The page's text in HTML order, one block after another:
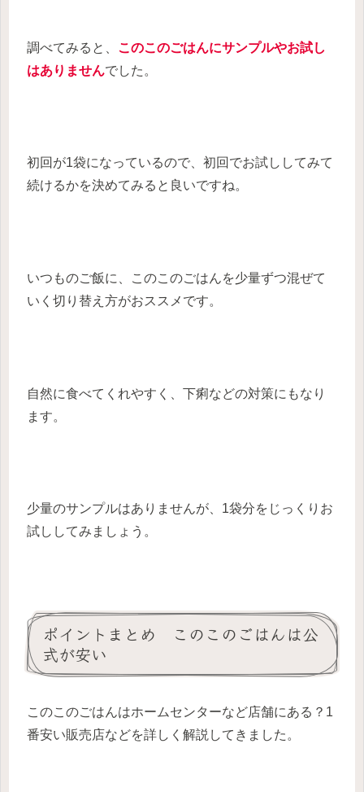
調べてみると、 このこのごはんにサンプルやお試し
はありませんでした。
初回が1袋になっているので、初回でお試ししてみて
続けるかを決めてみると良いですね。
いつものご飯に、このこのごはんを少量ずつ混ぜて
いく切り替え方がおススメです。
自然に食べてくれやすく、下痢などの対策にもなり
ます。
少量のサンプルはありませんが、1袋分をじっくりお
試ししてみましょう。
ポイントまとめ このこのごはんは公
式が安い
このこのごはんはホームセンターなど店舗にある？1
番安い販売店などを詳しく解説してきました。